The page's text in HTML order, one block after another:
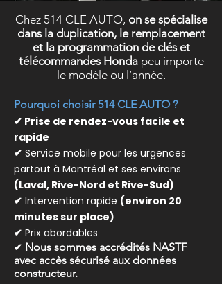
Chez 514 CLE AUTO, on se spécialise
dans la duplication, le remplacement
et la programmation de clés et
télécommandes Hondapeu importe
le modèle ou l’année.
Pourquoi choisir 514 CLE AUTO ?
✔ Prise de rendez-vous facile et
rapide
✔ Service mobile pour les urgences
partout à Montréal et ses environs
(Laval, Rive-Nord et Rive-Sud)
✔ Intervention rapide (environ 20
minutes sur place)
✔ Prix abordables
✔ Nous sommes accrédités NASTF
avec accès sécurisé aux données
constructeur.